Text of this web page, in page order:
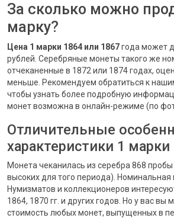
За сколько можно
марку?
Цена 1 марки 1864 или 1867года может
рублей. Серебряные монеты такого же
отчеканенные в 1872 или 1874 годах,
меньше. Рекомендуем обратиться к
чтобы узнать более подробную
монет возможна в онлайн-режиме (по
Отличительные
характеристики 1 марки
Монета чеканилась из серебра 868
высоких для того периода). Номинальная
Нумизматов и коллекционеров
1864, 1870 гг. и других годов. Но у вас вы
стоимость любых монет, выпущенных в